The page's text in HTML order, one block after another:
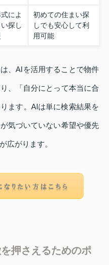
によ
探し
初めての住まい探
しでも安心して利
用可能
、AIを活用することで物件
、「自分にとって本当に合
ます。AIは単に検索結果を
気づいていない希望や優先
広がります。
押さえるためのポ